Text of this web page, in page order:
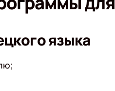
языка